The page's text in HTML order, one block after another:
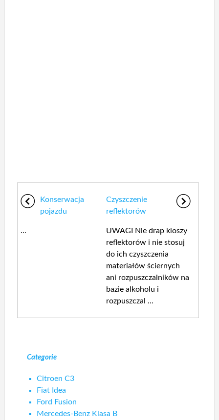
Konserwacja
pojazdu
...
Czyszczenie
reflektorów
UWAGI Nie drap kloszy
reflektorów i nie stosuj
do ich czyszczenia
materiałów ściernych
ani rozpuszczalników na
bazie alkoholu i
rozpuszczal ...
Categorie
Citroen C3
Fiat Idea
Ford Fusion
Mercedes-Benz Klasa B